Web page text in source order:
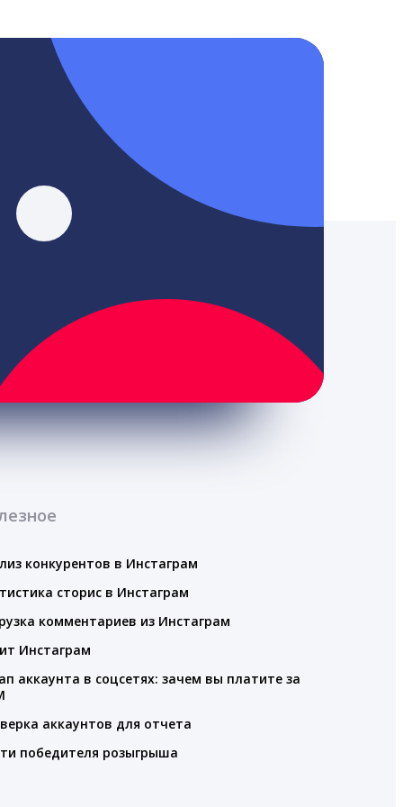
конкурентов в Инстаграм
сторис в Инстаграм
комментариев из Инстаграм
Инстаграм
аккаунта в соцсетях: зачем вы платите за
аккаунтов для отчета
победителя розыгрыша